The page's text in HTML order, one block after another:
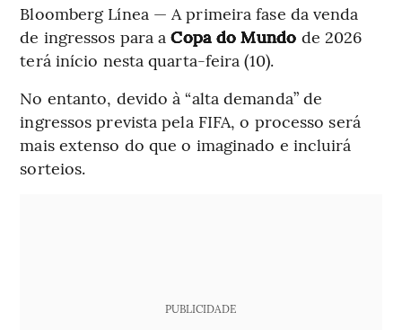
Bloomberg Línea — A primeira fase da venda
de ingressos para aCopa do Mundo de 2026
terá início nesta quarta-feira (10).
No entanto, devido à “alta demanda” de
ingressos prevista pela FIFA, o processo será
mais extenso do que o imaginado e incluirá
sorteios.
PUBLICIDADE